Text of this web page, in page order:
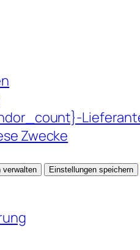
Zwecke
verwalten Einstellungen speichern